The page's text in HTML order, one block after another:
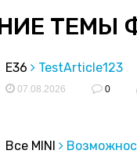
ТЕМЫ
E36 TestArticle123
07.08.2026 0
Все MINI